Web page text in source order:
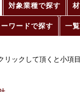
対象業種で探す
ワードで探す 一
リックして頂くと小項